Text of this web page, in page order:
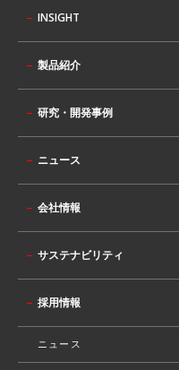
INSIGHT
製品紹介
研究・開発事例
ニュース
会社情報
サステナビリティ
採用情報
ニュース